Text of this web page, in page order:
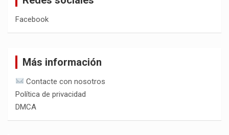
Facebook
Más información
Contacte con nosotros
Política de privacidad
DMCA